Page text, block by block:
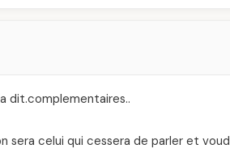
dit.complementaires..
sera celui qui cessera de parler et